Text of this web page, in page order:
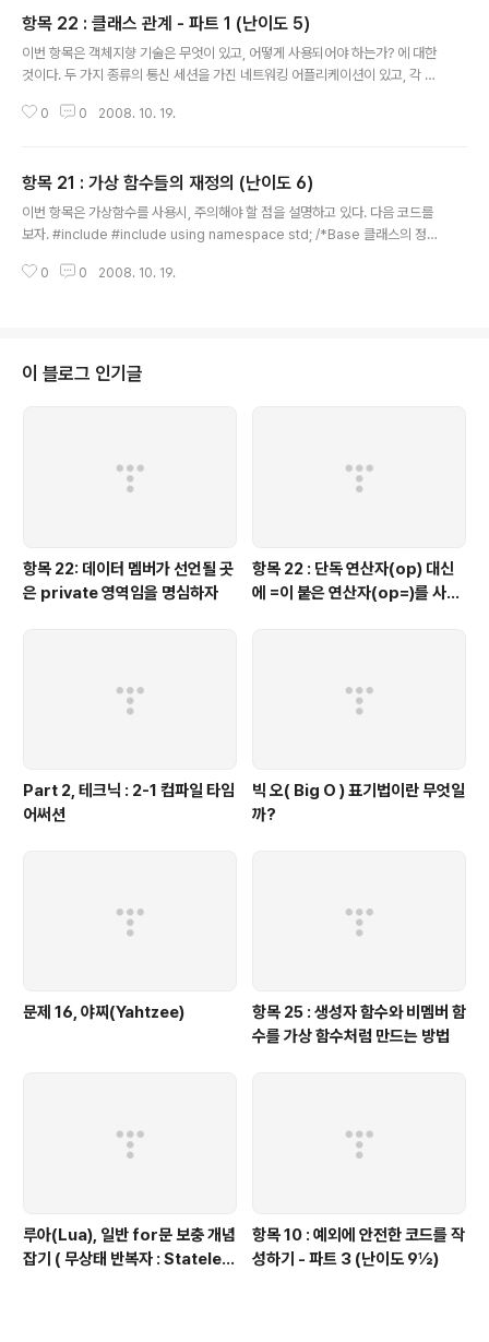
항목 22 : 클래스 관계 - 파트 1 (난이도 5)
이번 항목은 객체지향 기술은 무엇이 있고, 어떻게 사용되어야 하는가? 에 대한
것이다. 두 가지 종류의 통신 세션을 가진 네트워킹 어플리케이션이 있고, 각 세
보자. 그래서 코드를 짜면 아래와 같을 것 이다. /* Base 클래스 */ class Basi
/* ... */ ); }; /* Derived 클래스 */ class protocol1 : public BasicProto
col { ..
0 0 2008. 10. 19.
항목 21 : 가상 함수들의 재정의 (난이도 6)
이번 항목은 가상함수를 사용시, 주의해야 할 점을 설명하고 있다. 다음 코드를
보자. #include #include using namespace std; /*Base 클래스의 정의
); virtual void g( int i = 10 ); }; void Base::f( int ) { cout
0 0 2008. 10. 19.
이 블로그 인기글
항목 22: 데이터 멤버가 선언될 곳
은 private 영역임을 명심하자
항목 22 : 단독 연산자(op) 대신
에 =이 붙은 연산자(op=)를 사용
Part 2, 테크닉 : 2-1 컴파일 타임
어써션
빅 오( Big O ) 표기법이란 무엇일
까?
문제 16, 야찌(Yahtzee)
항목 25 : 생성자 함수와 비멤버 함
수를 가상 함수처럼 만드는 방법
루아(Lua), 일반 for문 보충 개념
잡기 ( 무상태 반복자 : Stateles
항목 10 : 예외에 안전한 코드를 작
성하기 - 파트 3 (난이도 9½)